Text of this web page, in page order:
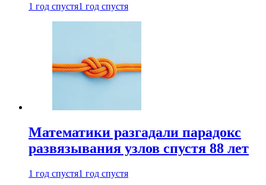
1 год спустя1 год спустя
Математики разгадали парадокс
развязывания узлов спустя 88 лет
1 год спустя1 год спустя